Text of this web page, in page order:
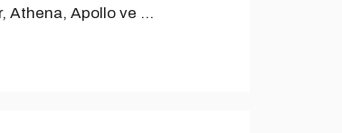
Athena, Apollo ve …